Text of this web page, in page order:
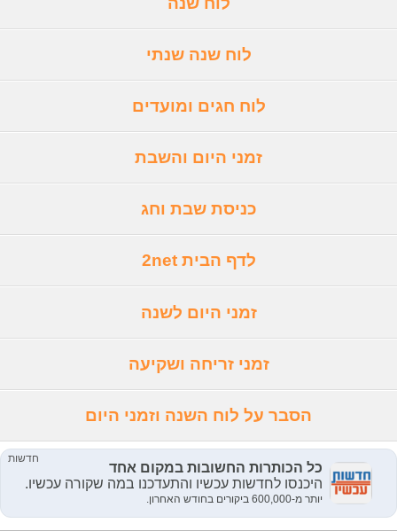
לוח שנה שנתי
לוח חגים ומועדים
זמני היום והשבת
כניסת שבת וחג
לדף הבית 2net
זמני היום לשנה
זמני זריחה ושקיעה
הסבר על לוח השנה וזמני היום